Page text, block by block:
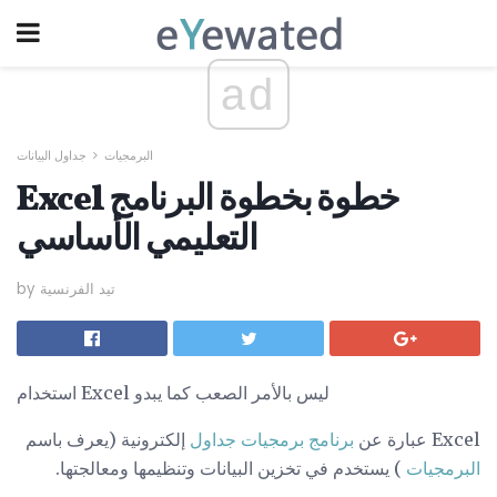
ad
البرمجيات جداول البيانات
Excel خطوة بخطوة البرنامج
التعليمي الأساسي
by تيد الفرنسية
استخدام Excel ليس بالأمر الصعب كما يبدو
Excel عبارة عن برنامج برمجيات جداول إلكترونية (يعرف باسم
البرمجيات ) يستخدم في تخزين البيانات وتنظيمها ومعالجتها.